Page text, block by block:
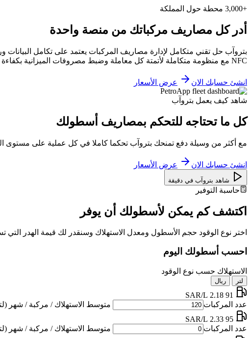
+3,000 محطة حول المملكة
أدر كل مصاريف مركباتك من منصة واحدة
بتروآب حل تقني متكامل لإدارة مصاريف المركبات يعتمد على تكامل
NFC مع منظومة متكاملة لأتمتة كل معاملة وضبط مصروفات الميزانية بكفاءة عالية
انشئ حسابك الان عرض الأسعار
شاهد كيف يعمل بتروآب
كل ما تحتاجه للتحكم بمصاريف أسطولك
مع أكثر من وسيلة دفع تمنحك بتروآب تحكما كاملا في كل عملية على مستوى
انشئ حسابك الان عرض الأسعار
شاهد بتروآب في دقيقة
حاسبة التوفير
اكتشف كم يمكن لأسطولك أن يوفر
اختر نوع الوقود حجم الأسطول ومعدل الاستهلاك وسنقدر لك قيمة الهدر
احسب أسطولك اليوم
الاستهلاك حسب نوع الوقود
لتر ريال
91
2.18 SAR/L
عدد المركبات
متوسط الاستهلاك / مركبة / شهر
95
2.33 SAR/L
عدد المركبات
متوسط الاستهلاك / مركبة / شهر